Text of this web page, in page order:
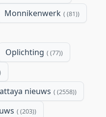
Monnikenwerk (81)
Oplichting (77)
nieuws (2558)
(203)